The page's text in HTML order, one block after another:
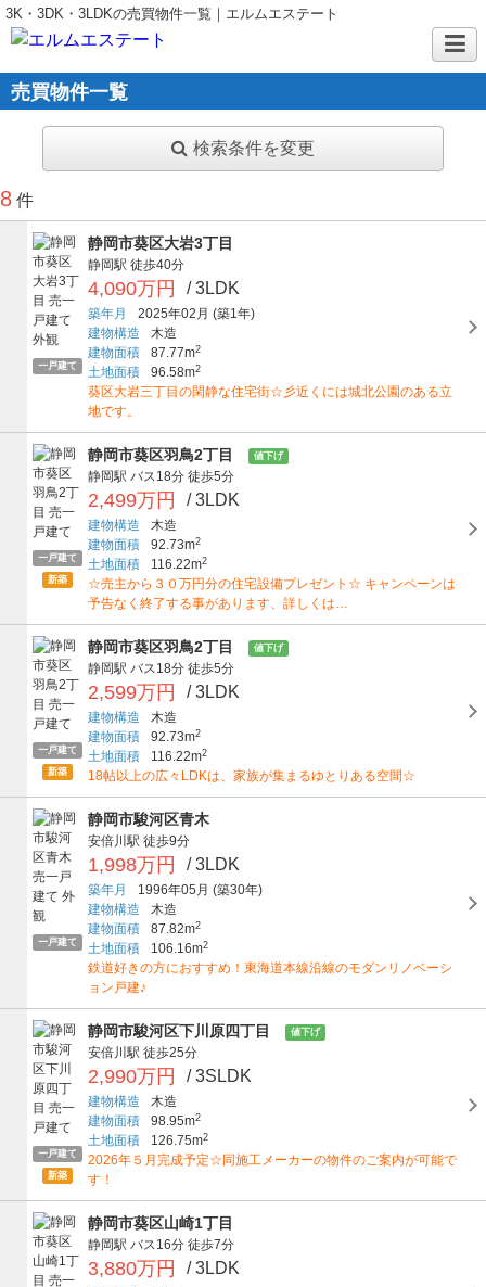
3K・3DK・3LDKの売買物件一覧｜エルムエステート
売買物件一覧
検索条件を変更
8 件
一戸建て
静岡市葵区大岩3丁目
静岡駅 徒歩40分
4,090万円 / 3LDK
築年月 2025年02月 (築1年)
建物構造
木造
建物面積
87.77m2
土地面積 96.58m2
葵区大岩三丁目の閑静な住宅街☆彡近くには城北公園のある立
地です。
一戸建て
新築
静岡市葵区羽鳥2丁目 値下げ
静岡駅 バス18分 徒歩5分
2,499万円 / 3LDK
建物構造
木造
建物面積
92.73m2
土地面積 116.22m2
☆売主から３０万円分の住宅設備プレゼント☆ キャンペーンは
予告なく終了する事があります、詳しくは…
一戸建て
新築
静岡市葵区羽鳥2丁目 値下げ
静岡駅 バス18分 徒歩5分
2,599万円 / 3LDK
建物構造
木造
建物面積
92.73m2
土地面積 116.22m2
18帖以上の広々LDKは、家族が集まるゆとりある空間☆
一戸建て
静岡市駿河区青木
安倍川駅 徒歩9分
1,998万円 / 3LDK
築年月 1996年05月 (築30年)
建物構造
木造
建物面積
87.82m2
土地面積 106.16m2
鉄道好きの方におすすめ！東海道本線沿線のモダンリノベーシ
ョン戸建♪
一戸建て
新築
静岡市駿河区下川原四丁目 値下げ
安倍川駅 徒歩25分
2,990万円 / 3SLDK
建物構造
木造
建物面積
98.95m2
土地面積 126.75m2
2026年５月完成予定☆同施工メーカーの物件のご案内が可能で
す！
静岡市葵区山崎1丁目
静岡駅 バス16分 徒歩7分
3,880万円 / 3LDK